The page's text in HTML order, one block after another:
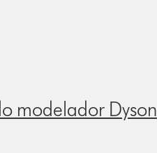
modelador Dyson